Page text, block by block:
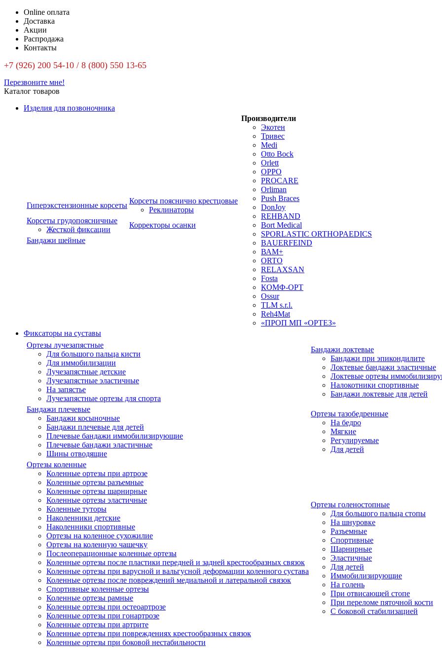
Online оплата
Доставка
Акции
Распродажа
Контакты
+7 (926) 200 54-10 / 8 (800) 550 13-65
Перезвоните мне!
Каталог товаров
Изделия для позвоночника
Гиперэкстензионные корсеты
Корсеты пояснично крестцовые
Реклинаторы
Корсеты грудопоясничные
Жесткой фиксации
Корректоры осанки
Бандажи шейные
Производители
Экотен
Тривес
Medi
Otto Bock
Orlett
OPPO
PROCARE
Orliman
Push Braces
DonJoy
REHBAND
Bort Medical
SPORLASTIC ORTHOPAEDICS
BAUERFEIND
ВАМ+
ORTO
RELAXSAN
Fosta
КОМФ-ОРТ
Ossur
TLM s.r.l.
Reh4Mat
«ПРОП МП «ОРТЕЗ»
Фиксаторы на суставы
Ортезы лучезапястные
Для большого пальца кисти
Для иммобилизации
Лучезапястные детские
Лучезапястные эластичные
На запястье
Лучезапястные ортезы для спорта
Бандажи локтевые
Бандажи при эпикондилите
Локтевые бандажи эластичные
Локтевые ортезы
Налокотники спортивные
Бандажи локтевые для детей
Бандажи плечевые
Бандажи косыночные
Бандажи плечевые для детей
Плечевые бандажи иммобилизирующие
Плечевые бандажи эластичные
Шины отводящие
Ортезы тазобедренные
На бедро
Мягкие
Регулируемые
Для детей
Ортезы коленные
Коленные ортезы при артрозе
Коленные ортезы разъемные
Коленные ортезы шарнирные
Коленные ортезы эластичные
Коленные туторы
Наколенники детские
Наколенники спортивные
Ортезы на коленное сухожилие
Ортезы на коленную чашечку
Послеоперационные коленные ортезы
Коленные ортезы после пластики передней и задней крестообразных связок
Коленные ортезы при варусной и вальгусной деформации коленного сустава
Коленные ортезы после повреждений медиальной и латеральной связок
Спортивные коленные ортезы
Коленные ортезы рамные
Коленные ортезы при остеоартрозе
Коленные ортезы при гонартрозе
Коленные ортезы при артрите
Коленные ортезы при повреждениях крестообразных связок
Коленные ортезы при боковой нестабильности
Ортезы голеностопные
Для большого пальца стопы
На шнуровке
Разъемные
Спортивные
Шарнирные
Эластичные
Для детей
Иммобилизирующие
На голень
При отвисающей стопе
При переломе пяточной кости
С боковой стабилизацией